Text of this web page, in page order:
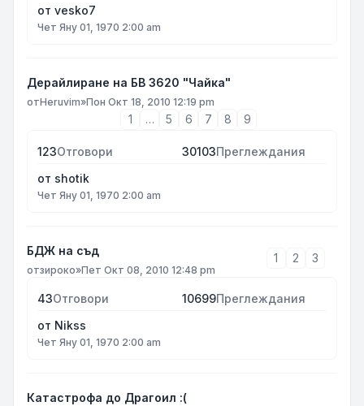
от vesko7
Чет Яну 01, 1970 2:00 am
Дерайлиране на БВ 3620 "Чайка"
отHeruvim»Пон Окт 18, 2010 12:19 pm
1 … 5 6 7 8 9
123Отговори 30103Преглеждания
от shotik
Чет Яну 01, 1970 2:00 am
БДЖ на съд
отзироко»Пет Окт 08, 2010 12:48 pm
1 2 3
43Отговори 10699Преглеждания
от Nikss
Чет Яну 01, 1970 2:00 am
Катастрофа до Драгоил :(